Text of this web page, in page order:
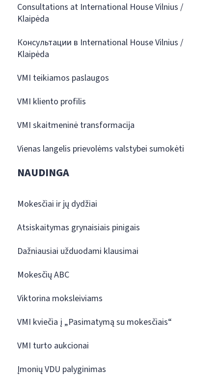
Consultations at International House Vilnius /
Klaipėda
Консультации в International House Vilnius /
Klaipėda
VMI teikiamos paslaugos
VMI kliento profilis
VMI skaitmeninė transformacija
Vienas langelis prievolėms valstybei sumokėti
NAUDINGA
Mokesčiai ir jų dydžiai
Atsiskaitymas grynaisiais pinigais
Dažniausiai užduodami klausimai
Mokesčių ABC
Viktorina moksleiviams
VMI kviečia į „Pasimatymą su mokesčiais“
VMI turto aukcionai
Įmonių VDU palyginimas